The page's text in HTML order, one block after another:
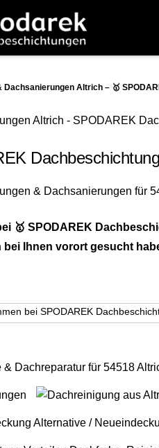
Dachsanierungen Altrich – 🥇
🥇 SPODAREK
bei Ihnen vorort gesucht
bei SPODAREK